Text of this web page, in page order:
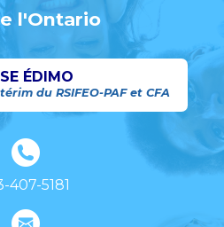
l'Ontario
ÉDIMO
du RSIFEO-PAF et CFA
407-5181